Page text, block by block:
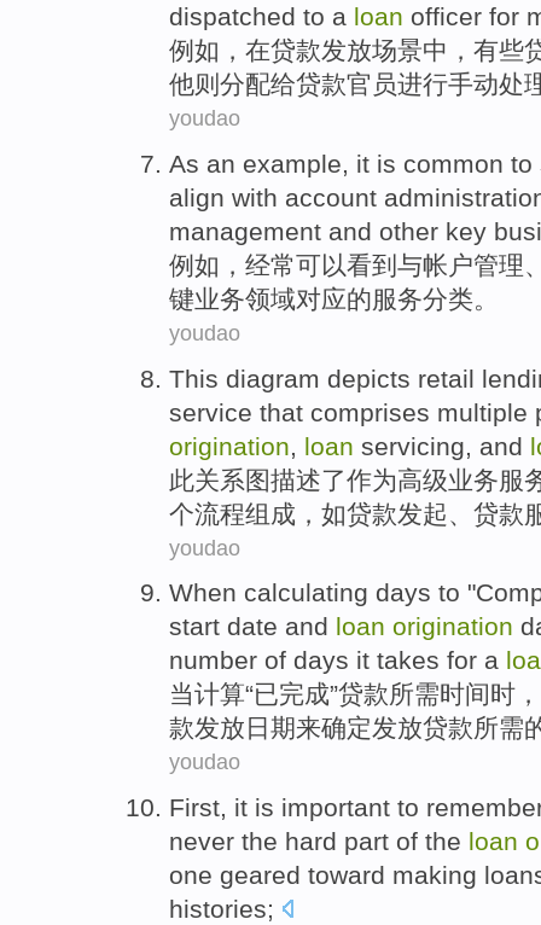
dispatched to a loan officer for
例如 ， 在贷款发放场景中 ， 有些
他则 分配给贷款官员进行手动处
youdao
As an example, it is common to
align with account
management and other key
例如 ， 经常可以看到 与帐户管理
键业务领域对应的服务分类。
youdao
This diagram depicts retail
service that comprises multiple
origination
loan servicing, and
此关系图描述了作为高级业务服
个流程组成， 如贷款发起 、贷款
youdao
When calculating days to "
start date and loan origination
number of days it takes for a
当计算“已完成”贷款所需时间时，
款发放 日期来确定发放贷款所需
youdao
First, it is important to
never the hard part of the loan
one geared toward making
histories;